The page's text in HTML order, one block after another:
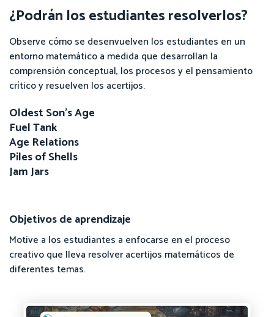
¿Podrán los estudiantes resolverlos?
Observe cómo se desenvuelven los estudiantes en un
entorno matemático a medida que desarrollan la
comprensión conceptual, los procesos y el pensamiento
crítico y resuelven los acertijos.
Oldest Son's Age
Fuel Tank
Age Relations
Piles of Shells
Jam Jars
Objetivos de aprendizaje
Motive a los estudiantes a enfocarse en el proceso
creativo que lleva resolver acertijos matemáticos de
diferentes temas.